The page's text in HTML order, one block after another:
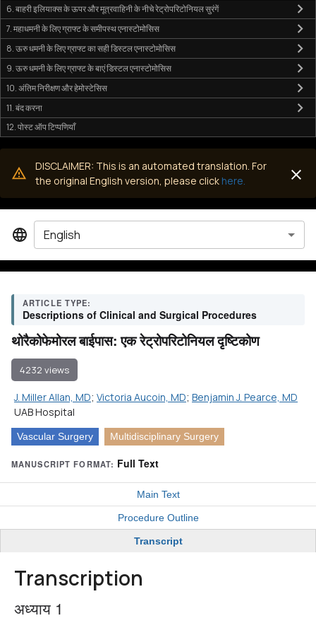
6. बाहरी इलियाक्स के ऊपर और मूत्रवाहिनी के नीचे रेट्रोपरिटोनियल सुरंगें
7. महाधमनी के लिए ग्राफ्ट के समीपस्थ एनास्टोमोसिस
8. ऊरु धमनी के लिए ग्राफ्ट का सही डिस्टल एनास्टोमोसिस
9. ऊरु धमनी के लिए ग्राफ्ट के बाएं डिस्टल एनास्टोमोसिस
10. अंतिम निरीक्षण और हेमोस्टेसिस
11. बंद करना
12. पोस्ट ऑप टिप्पणियाँ
DISCLAIMER: This is an automated translation. For
the original English version, please click here.
ARTICLE TYPE:
Descriptions of Clinical and Surgical Procedures
थोरैकोफेमोरल बाईपास: एक रेट्रोपरिटोनियल दृष्टिकोण
4232 views
J. Miller Allan, MD; Victoria Aucoin, MD; Benjamin J. Pearce, MD
UAB Hospital
Vascular Surgery Multidisciplinary Surgery
MANUSCRIPT FORMAT: Full Text
Main Text
Procedure Outline
Transcript
Transcription
अध्याय 1
English